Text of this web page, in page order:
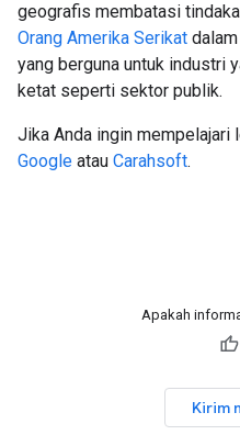
geografis membatasi
Orang Amerika Serikat
yang berguna untuk industri
ketat seperti sektor publik.
Jika Anda ingin mempelajari
Google atau Carahsoft.
Apakah
Kirim